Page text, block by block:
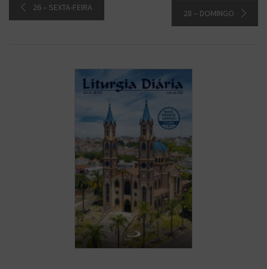
26 – SEXTA-FEIRA
28 – DOMINGO